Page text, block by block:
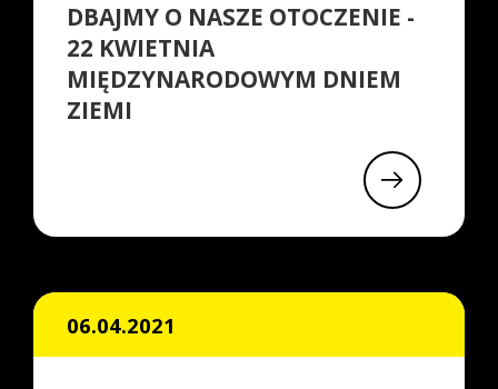
DBAJMY O NASZE OTOCZENIE -
22 KWIETNIA
MIĘDZYNARODOWYM DNIEM
ZIEMI
06.04.2021